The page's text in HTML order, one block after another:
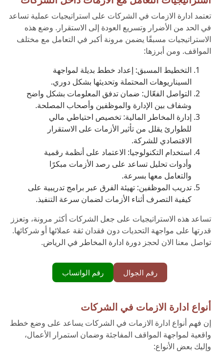
تعتمد ادارة الازمات في الشركات على استراتيجيات عملية تساعد
في الحد من الأضرار وتسريع العودة إلى الاستقرار. وضع هذه
الاستراتيجيات مسبقًا يضمن مرونة أكبر في التعامل مع مختلف
المواقف. ومن أبرزها:
التخطيط المسبق: إعداد خطط بديلة لمواجهة
السيناريوهات المحتملة وتحديثها بشكل دوري.
التواصل الفعّال: ضمان تدفق المعلومات بشكل واضح
وشفاف بين الإدارة والموظفين وأصحاب المصلحة.
إدارة المخاطر المالية: تخصيص احتياطي مالي
للطوارئ يقلل من تأثير الأزمات على الاستقرار
الاقتصادي للشركة.
استخدام التكنولوجيا: الاعتماد على أنظمة رقمية
وأدوات تحليل تساعد على رصد الأزمات مبكرًا
والتعامل معها بسرعة.
تدريب الموظفين: تهيئة الفرق عبر برامج تدريبية على
كيفية التصرف أثناء الأزمات لضمان سرعة التنفيذ.
تساعد هذه الاستراتيجيات على جعل الشركات أكثر مرونة، وتعزز
قدرتها على مواجهة التحديات دون فقدان ثقة عملائها أو شركائها.
تواصل معنا الان لحجز دورة ادارة المخاطر في الرياض.
رقم الجوال رقم الواتساب
أنواع ادارة الازمات في الشركات
إن فهم أنواع ادارة الازمات في الشركات يساعد على وضع خطط
واقعية لمواجهة المواقف المفاجئة وضمان استمرار الأعمال،
وإليك بعض الأنواع: